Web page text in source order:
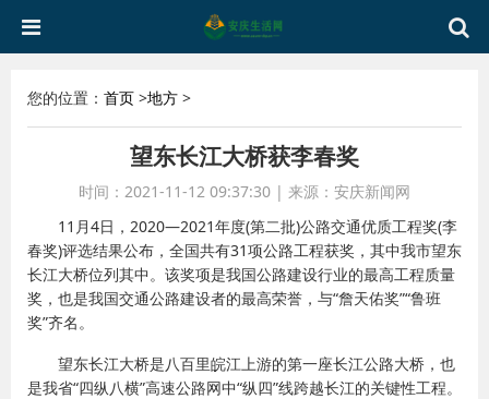
您的位置： 首页 >地方 >
望东长江大桥获李春奖
时间：2021-11-12 09:37:30 | 来源：安庆新闻网
11月4日，2020—2021年度(第二批)公路交通优质工程奖(李
春奖)评选结果公布，全国共有31项公路工程获奖，其中我市望东
长江大桥位列其中。该奖项是我国公路建设行业的最高工程质量
奖，也是我国交通公路建设者的最高荣誉，与“詹天佑奖”“鲁班
奖”齐名。
望东长江大桥是八百里皖江上游的第一座长江公路大桥，也
是我省“四纵八横”高速公路网中“纵四”线跨越长江的关键性工程。